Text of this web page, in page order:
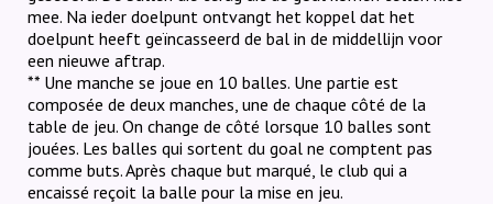
mee. Na ieder doelpunt ontvangt het koppel dat het
doelpunt heeft geïncasseerd de bal in de middellijn voor
een nieuwe aftrap.
** Une manche se joue en 10 balles. Une partie est
composée de deux manches, une de chaque côté de la
table de jeu. On change de côté lorsque 10 balles sont
jouées. Les balles qui sortent du goal ne comptent pas
comme buts. Après chaque but marqué, le club qui a
encaissé reçoit la balle pour la mise en jeu.